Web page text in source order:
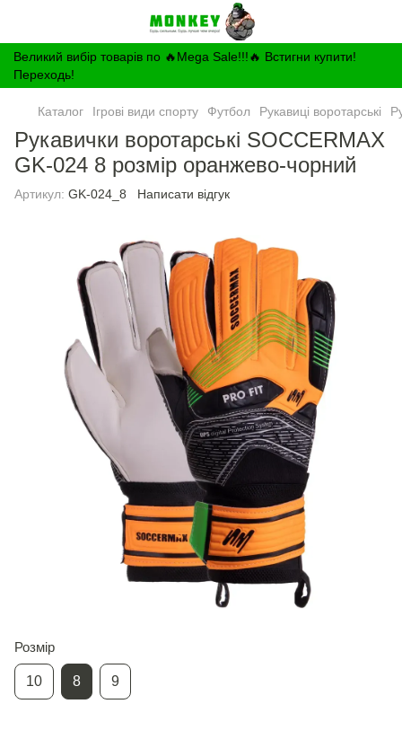
Великий вибір товарів по 🔥Mega Sale!!!🔥 Встигни купити!
Переходь!
Каталог Ігрові види спорту Футбол Рукавиці воротарські
Рукавички воротарські SOCCERMAX
GK-024 8 розмір оранжево-чорний
Артикул: GK-024_8 Написати відгук
Розмір
10 8 9